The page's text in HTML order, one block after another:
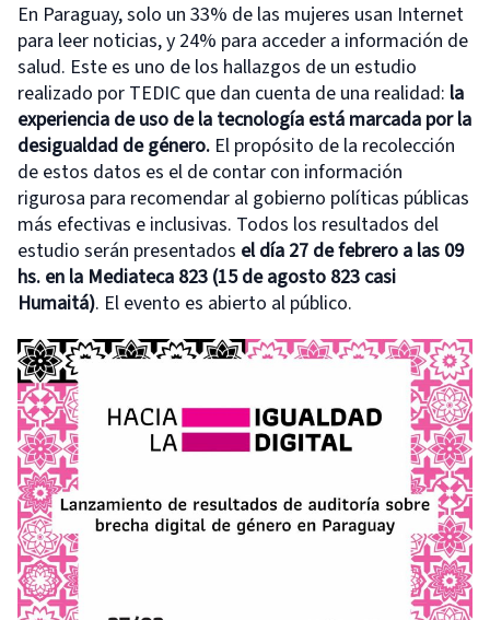
En Paraguay, solo un 33% de las mujeres usan Internet
para leer noticias, y 24% para acceder a información de
salud. Este es uno de los hallazgos de un estudio
realizado por TEDIC que dan cuenta de una realidad: la
experiencia de uso de la tecnología está marcada por la
desigualdad de género. El propósito de la recolección
de estos datos es el de contar con información
rigurosa para recomendar al gobierno políticas públicas
más efectivas e inclusivas. Todos los resultados del
estudio serán presentados el día 27 de febrero a las 09
hs. en la Mediateca 823 (15 de agosto 823 casi
Humaitá). El evento es abierto al público.